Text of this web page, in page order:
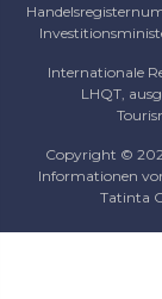
Internationale
LHQT,
Copyright ©
Informationen
Tatinta